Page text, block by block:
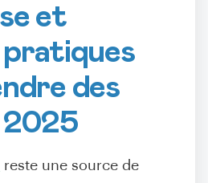
et
pratiques
des
2025
reste une source de